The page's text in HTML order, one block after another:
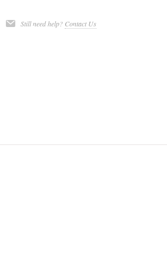
Still need help? Contact Us